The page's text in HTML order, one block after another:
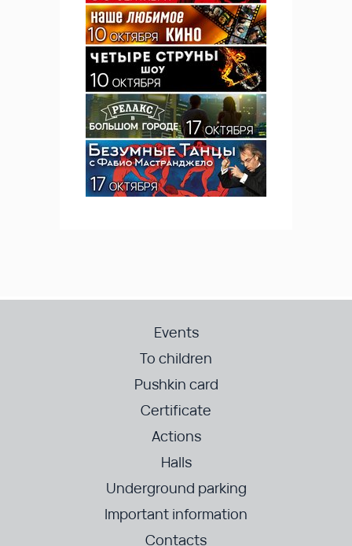
Events
To children
Pushkin card
Certificate
Actions
Halls
Underground parking
Important information
Contacts